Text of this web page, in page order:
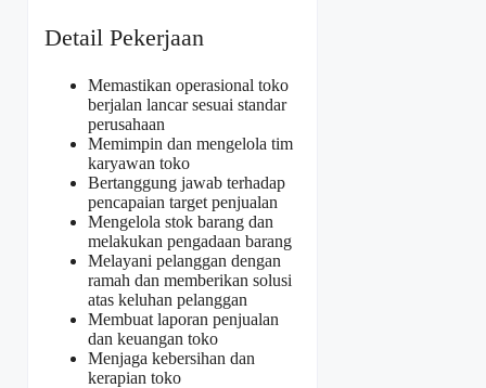
Detail Pekerjaan
Memastikan operasional toko
berjalan lancar sesuai standar
perusahaan
Memimpin dan mengelola tim
karyawan toko
Bertanggung jawab terhadap
pencapaian target penjualan
Mengelola stok barang dan
melakukan pengadaan barang
Melayani pelanggan dengan
ramah dan memberikan solusi
atas keluhan pelanggan
Membuat laporan penjualan
dan keuangan toko
Menjaga kebersihan dan
kerapian toko